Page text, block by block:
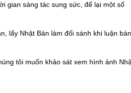
gian sáng tác sung sức, để lại một số
lấy Nhật Bản làm đối sánh khi luận
tôi muốn khảo sát xem hình ảnh